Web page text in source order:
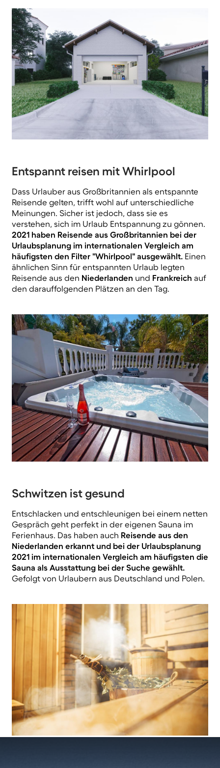
Entspannt reisen mit Whirlpool
Dass Urlauber aus Großbritannien als entspannte
Reisende gelten, trifft wohl auf unterschiedliche
Meinungen. Sicher ist jedoch, dass sie es
verstehen, sich im Urlaub Entspannung zu gönnen.
2021 haben Reisende aus Großbritannien bei der
Urlaubsplanung im internationalen Vergleich am
häufigsten den Filter "Whirlpool" ausgewählt. Einen
ähnlichen Sinn für entspannten Urlaub legten
Reisende aus den Niederlanden und Frankreich auf
den darauffolgenden Plätzen an den Tag.
Schwitzen ist gesund
Entschlacken und entschleunigen bei einem netten
Gespräch geht perfekt in der eigenen Sauna im
Ferienhaus. Das haben auch Reisende aus den
Niederlanden erkannt und bei der Urlaubsplanung
2021 im internationalen Vergleich am häufigsten die
Sauna als Ausstattung bei der Suche gewählt.
Gefolgt von Urlaubern aus Deutschland und Polen.